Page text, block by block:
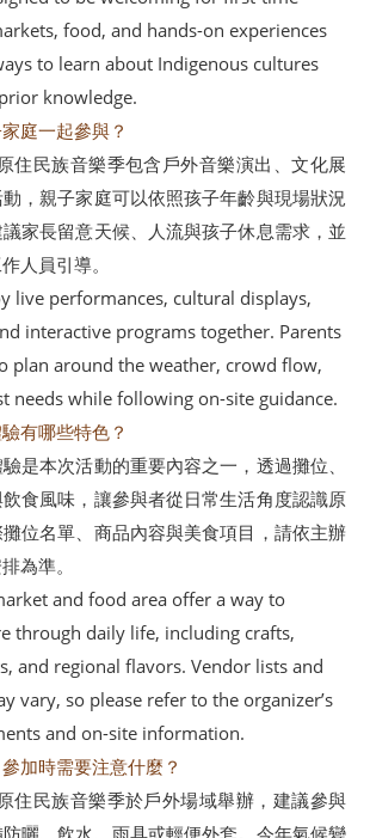
food, and hands-on experiences
to learn about Indigenous cultures
knowledge.
庭一起參與？
住民族音樂季包含戶外音樂演出、文化展
，親子家庭可以依照孩子年齡與現場狀況
家長留意天候、人流與孩子休息需求，並
人員引導。
live performances, cultural displays,
interactive programs together. Parents
plan around the weather, crowd flow,
needs while following on-site guidance.
有哪些特色？
是本次活動的重要內容之一，透過攤位、
食風味，讓參與者從日常生活角度認識原
位名單、商品內容與美食項目，請依主辦
為準。
and food area offer a way to
through daily life, including crafts,
and regional flavors. Vendor lists and
vary, so please refer to the organizer’s
and on-site information.
加時需要注意什麼？
住民族音樂季於戶外場域舉辦，建議參與
曬、飲水、雨具或輕便外套。今年氣候變